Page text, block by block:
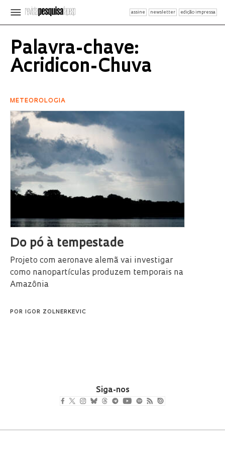
assine newsletter edição impressa
Palavra-chave:
Acridicon-Chuva
METEOROLOGIA
Do pó à tempestade
Projeto com aeronave alemã vai investigar
como nanopartículas produzem temporais na
Amazônia
POR IGOR ZOLNERKEVIC
Siga-nos